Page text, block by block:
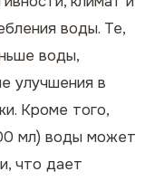
воды. Те,
воды,
улучшения в
Кроме того,
мл) воды может
что дает